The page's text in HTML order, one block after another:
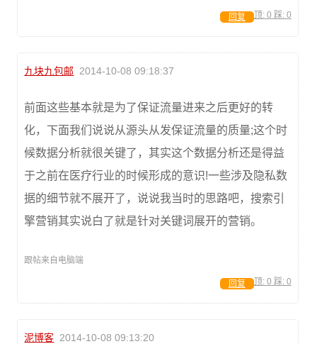
顶: 0 踩: 0
回复
九块九包邮 2014-10-08 09:18:37
前面这些基本就是为了保证流量进来之后更好的转
化，下面我们说说从源头从发保证流量的质量;这个时
候数据分析就很关键了，其实这个数据分析还是得益
于之前在医疗行业的时候形成的意识!一些涉及隐私数
据的细节就不展开了，说说我当时的思路吧，搜索引
擎营销其实说白了就是针对关键词展开的营销。
跟帖来自电脑端
顶: 0 踩: 0
回复
泥博客 2014-10-08 09:13:20